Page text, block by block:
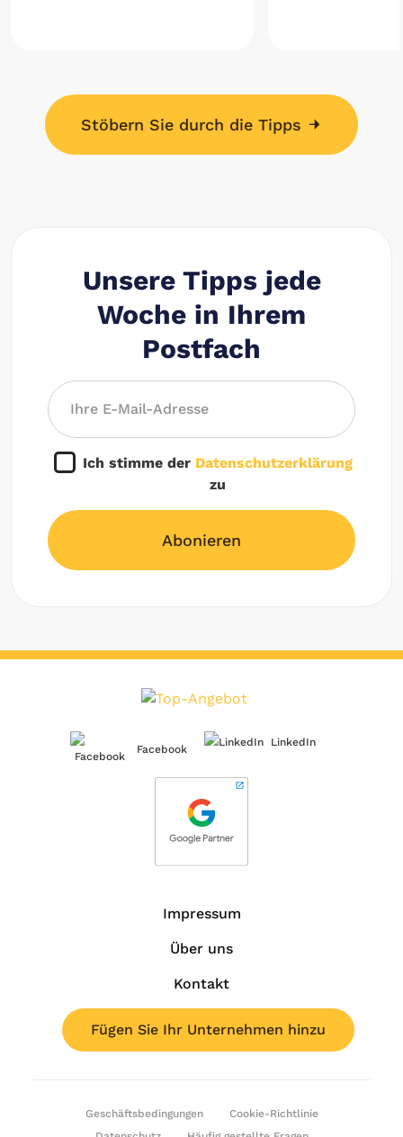
Stöbern Sie durch die Tipps
Unsere Tipps jede
Woche in Ihrem
Postfach
Ich stimme der Datenschutzerklärung
zu
Abonieren
Facebook
LinkedIn
Impressum
Über uns
Kontakt
Fügen Sie Ihr Unternehmen hinzu
Geschäftsbedingungen
Cookie-Richtlinie